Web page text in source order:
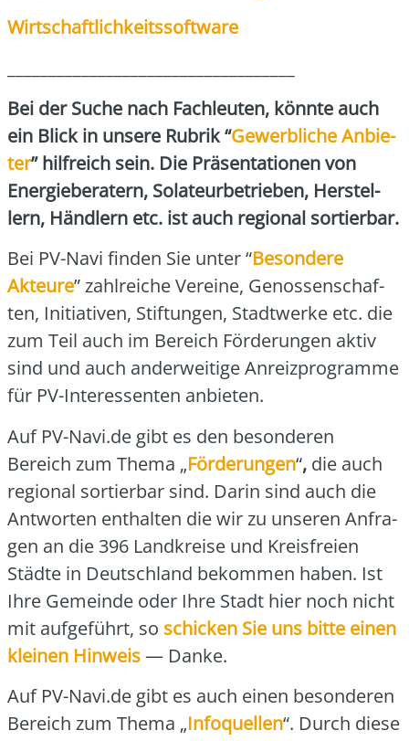
Wirt­schaft­lich­keits­soft­ware
Bei der Suche nach Fach­leu­ten, könn­te auch
ein Blick in unse­re Rubrik “Gewerb­li­che Anbie­
ter” hilf­reich sein. Die Prä­sen­ta­tio­nen von
Ener­gie­be­ra­tern, Sola­teur­be­trie­ben, Her­stel­
lern, Händ­lern etc. ist auch regio­nal sor­tier­bar.
Bei PV-Navi fin­den Sie unter “Beson­de­re
Akteure” zahl­rei­che Ver­ei­ne, Genos­sen­schaf­
ten, Initia­ti­ven, Stif­tun­gen, Stadt­wer­ke etc. die
zum Teil auch im Bereich För­de­run­gen aktiv
sind und auch ander­wei­ti­ge Anreiz­pro­gram­me
für PV-Inter­es­sen­ten anbie­ten.
Auf PV-Navi.de gibt es den beson­de­ren
Bereich zum The­ma „För­de­run­gen“, die auch
regio­nal sor­tier­bar sind. Dar­in sind auch die
Ant­wor­ten ent­hal­ten die wir zu unse­ren Anfra­
gen an die 396 Land­krei­se und Kreis­frei­en
Städ­te in Deutsch­land bekom­men haben. Ist
Ihre Gemein­de oder Ihre Stadt hier noch nicht
mit auf­ge­führt, so schi­cken Sie uns bit­te einen
klei­nen Hin­weis— Dan­ke.
Auf PV-Navi.de gibt es auch einen beson­de­ren
Bereich zum The­ma „Info­quel­len“. Durch die­se